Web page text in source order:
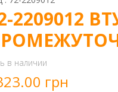
2209012
в наличии
грн